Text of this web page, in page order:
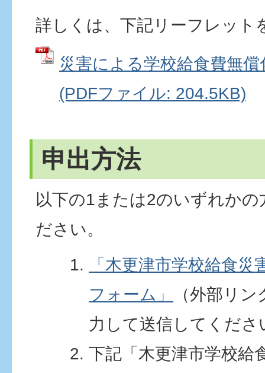
詳しくは、下記リーフレット
災害による学校給食費無
(PDFファイル: 204.5KB)
申出方法
以下の1または2のいずれか
ださい。
「木更津市学校給食
フォーム」
（外部リン
力して送信してくださ
下記「木更津市学校給